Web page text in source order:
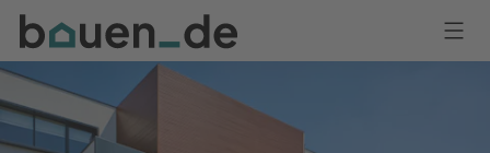
Bauen
Logo
Anmelden